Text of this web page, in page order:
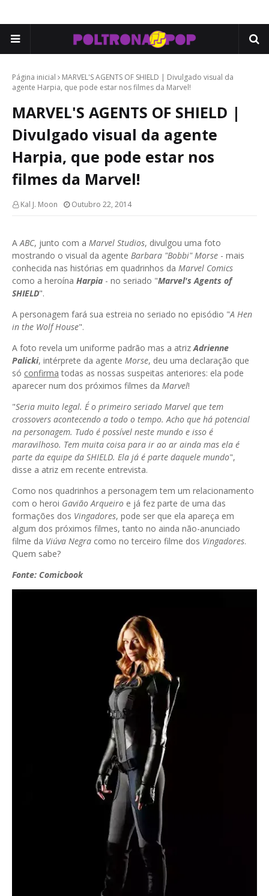
Página inicial
MARVEL'S AGENTS OF SHIELD | Divulgado visual da
agente Harpia, que pode estar nos filmes da Marvel!
MARVEL'S AGENTS OF SHIELD |
Divulgado visual da agente
Harpia, que pode estar nos
filmes da Marvel!
Kal J. Moon Outubro 22, 2014
AABC, junto com a Marvel Studios, divulgou uma foto
mostrando o visual da agente Barbara "Bobbi" Morse - mais
conhecida nas histórias em quadrinhos da Marvel Comics
como a heroína Harpia - no seriado "Marvel's Agents of
SHIELD".
A personagem fará sua estreia no seriado no episódio "A Hen
in the Wolf House".
A foto revela um uniforme padrão mas a atrizAdrienne
Palicki, intérprete da agente Morse, deu uma declaração que
só confirma todas as nossas suspeitas anteriores: ela pode
aparecer num dos próximos filmes da Marvel!
"Seria muito legal. É o primeiro seriado Marvel que tem
crossovers acontecendo a todo o tempo. Acho que há potencial
na personagem. Tudo é possível neste mundo e isso é
maravilhoso. Tem muita coisa para ir ao ar ainda mas ela é
parte da equipe da SHIELD. Ela já é parte daquele mundo",
disse a atriz em recente entrevista.
Como nos quadrinhos a personagem tem um relacionamento
com o heroi GaviãoArqueiro e já fez parte de uma das
formações dos Vingadores, pode ser que ela apareça em
algum dos próximos filmes, tanto no ainda não-anunciado
filme da Viúva Negra como no terceiro filme dos Vingadores.
Quem sabe?
Fonte: Comicbook